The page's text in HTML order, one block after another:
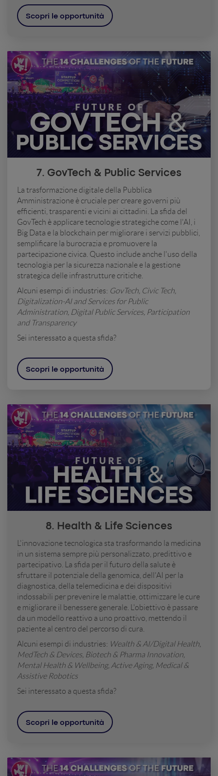
Scopri le opportunità
7. GovTech & Public Services
La trasformazione digitale della Pubblica
Amministrazione è cruciale per creare governi più
efficienti, trasparenti e vicini ai cittadini. La sfida del
GovTech è applicare tecnologie strategiche come l'AI, i
Big Data e la blockchain per migliorare i servizi pubblici,
semplificare la burocrazia e promuovere la
partecipazione civica. Questo include anche l'uso della
tecnologia per la sicurezza nazionale e la gestione
strategica delle infrastrutture critiche.
Alcuni esempi di industries: GovTech, Civic Tech,
Digitalization-AI and Services for Public
Administration, Digital Public Services, Participation
and Transparency
Sei interessato a questa sfida?
Scopri le opportunità
8. Health & Life Sciences
L'innovazione tecnologica sta trasformando la medicina
in un sistema sempre più personalizzato, predittivo e
partecipativo. La sfida per il futuro della salute è
sfruttare il potenziale della genomica, dell'AI per la
diagnostica, della telemedicina e dei dispositivi
indossabili per prevenire le malattie, ottimizzare le cure
e migliorare il benessere generale. L'obiettivo è passare
da un modello reattivo a uno proattivo, mettendo il
paziente al centro del percorso di cura.
Alcuni esempi di industries: Wealth & AI/Digital Health,
MedTech & Devices, Biotech & Pharma Innovation,
Mental Health & Wellbeing, Active Aging, Medical &
Assistive Robotics
Sei interessato a questa sfida?
Scopri le opportunità